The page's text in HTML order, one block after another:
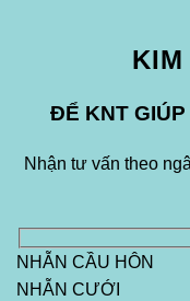
KIM
ĐỂ KNT
Nhận tư vấn theo
NHẪN CẦU HÔN
NHẪN CƯỚI